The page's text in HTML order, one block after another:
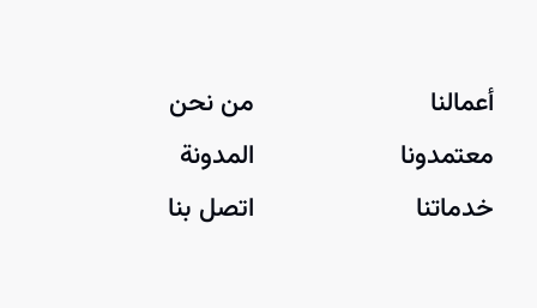
أعمالنا
معتمدونا
خدماتنا
من نحن
المدونة
اتصل بنا